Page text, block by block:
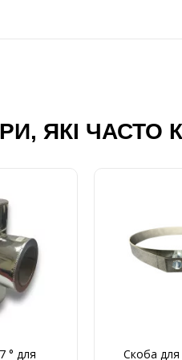
ЯКІ ЧАСТО
° для
Скоба